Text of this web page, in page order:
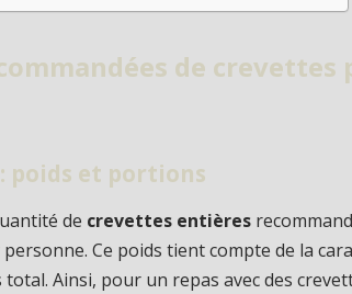
de crevettes
poids et portions
de crevettes entières
Ce poids tient compte de la
total. Ainsi, pour un repas avec des